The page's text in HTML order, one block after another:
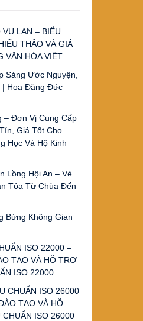
LAN – BIỂU
THẢO VÀ GIÁ
VĂN HÓA VIỆT
Sáng Ước Nguyện,
| Hoa Đăng Đức
Đơn Vị Cung Cấp
Giá Tốt Cho
Học Và Hộ Kinh
Lồng Hội An – Vẻ
Tỏa Từ Chùa Đến
Bừng Không Gian
ISO 22000 –
TẠO VÀ HỖ TRỢ
ISO 22000
CHUẨN ISO 26000
TẠO VÀ HỖ
ISO 26000